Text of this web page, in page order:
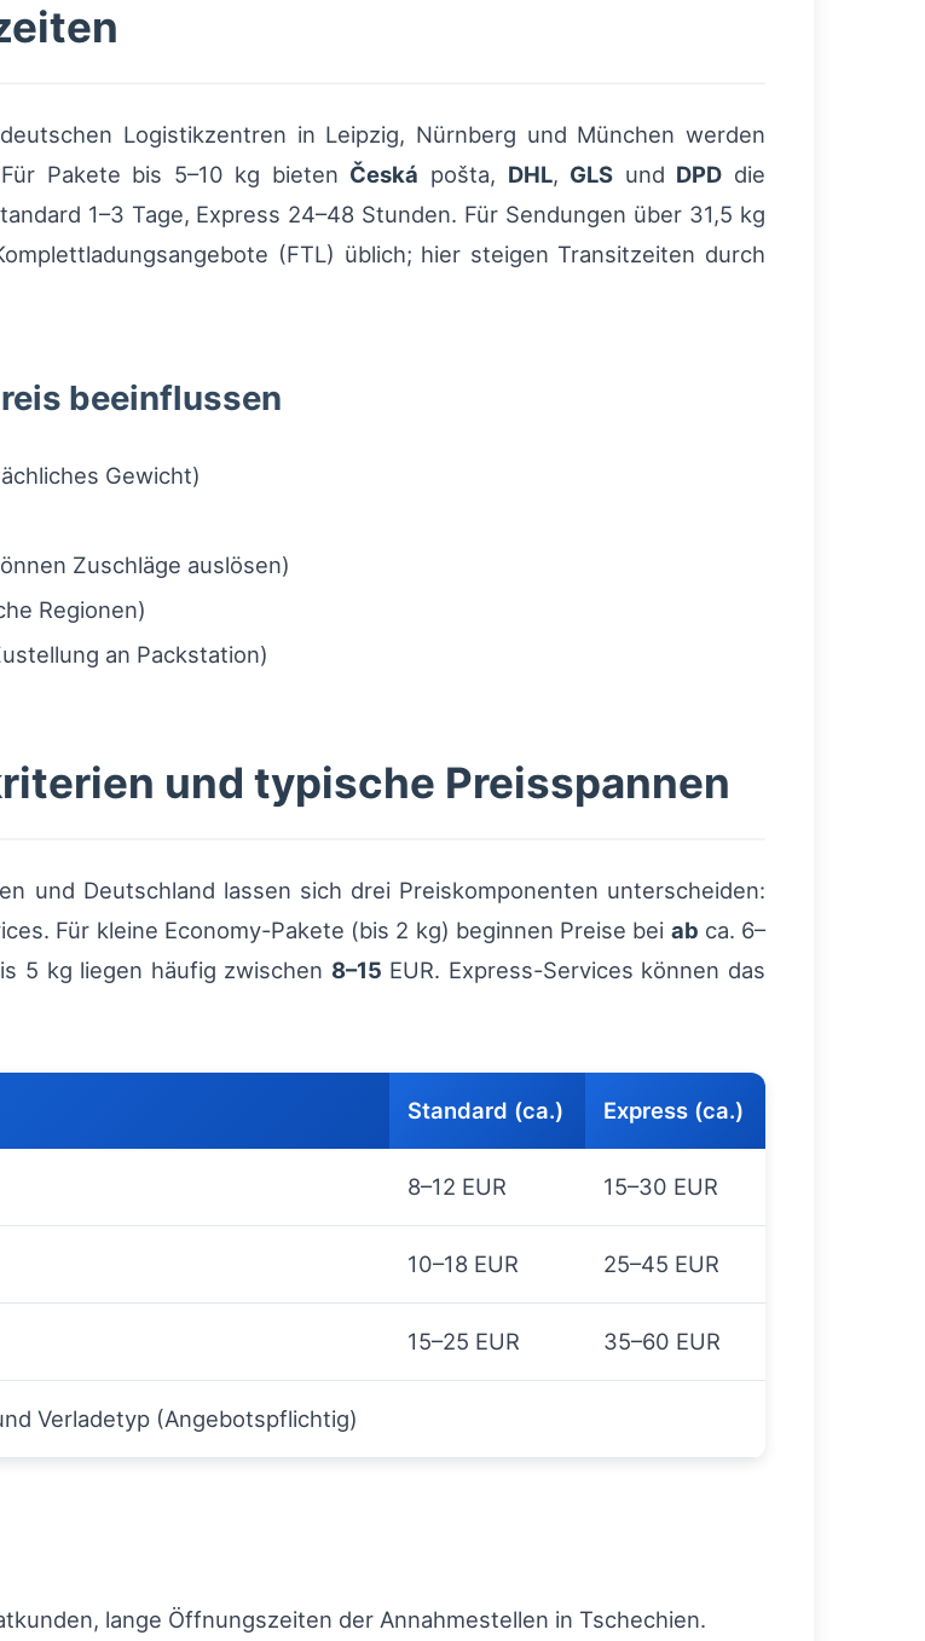
Logistikzentren in Leipzig, Nürnberg und München werden
Pakete bis 5–10 kg bieten Česká pošta, DHL, GLS und DPD die
1–3 Tage, Express 24–48 Stunden. Für Sendungen über 31,5 kg
(FTL) üblich; hier steigen Transitzeiten durch
beeinflussen
Gewicht)
Zuschläge auslösen)
Regionen)
an Packstation)
und typische Preisspannen
und Deutschland lassen sich drei Preiskomponenten unterscheiden:
Für kleine Economy-Pakete (bis 2 kg) beginnen Preise bei ab ca. 6–
5 kg liegen häufig zwischen 8–15 EUR. Express-Services können das
Standard (ca.) Express (ca.)
8–12 EUR 15–30 EUR
10–18 EUR 25–45 EUR
15–25 EUR 35–60 EUR
Verladetyp (Angebotspflichtig)
lange Öffnungszeiten der Annahmestellen in Tschechien.